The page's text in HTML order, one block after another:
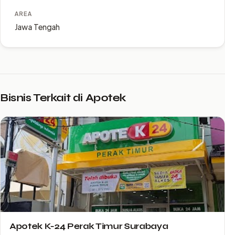
AREA
Jawa Tengah
Bisnis Terkait di Apotek
Apotek K-24 Perak Timur Surabaya